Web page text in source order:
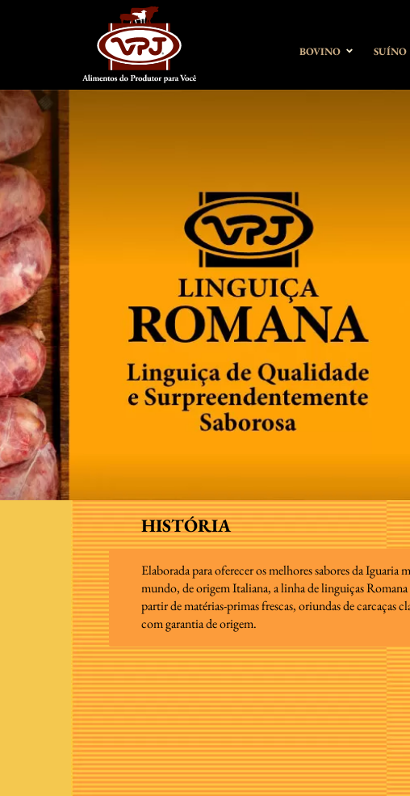
BOVINO SUÍNO
HISTÓRIA
Elaborada para oferecer os melhores sabores da Iguaria
mundo, de origem Italiana, a linha de linguiças
partir de matérias-primas frescas, oriundas de carcaças
com garantia de origem.